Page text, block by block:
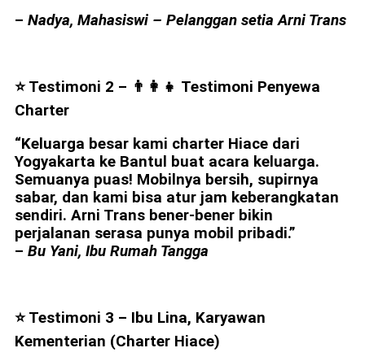
– Nadya, Mahasiswi – Pelanggan setia Arni Trans
⭐ Testimoni 2 – 👨‍👩‍👧 Testimoni Penyewa
Charter
“Keluarga besar kami charter Hiace dari
Yogyakarta ke Bantul buat acara keluarga.
Semuanya puas! Mobilnya bersih, supirnya
sabar, dan kami bisa atur jam keberangkatan
sendiri. Arni Trans bener-bener bikin
perjalanan serasa punya mobil pribadi.”
– Bu Yani, Ibu Rumah Tangga
⭐ Testimoni 3 – Ibu Lina, Karyawan
Kementerian (Charter Hiace)